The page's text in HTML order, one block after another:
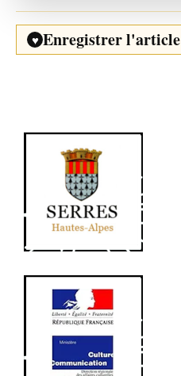
♥ Enregistrer l'article